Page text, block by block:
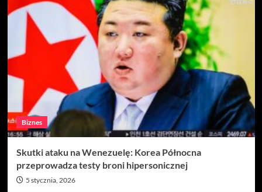
Biznes
Skutki ataku na Wenezuelę: Korea Północna
przeprowadza testy broni hipersonicznej
5 stycznia, 2026